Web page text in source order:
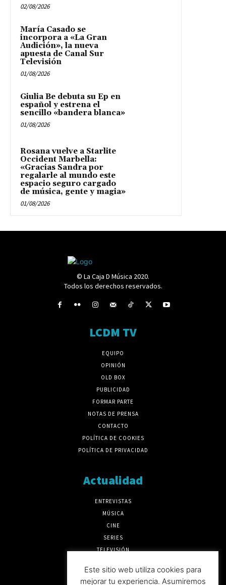
02/08/2026
María Casado se
incorpora a «La Gran
Audición», la nueva
apuesta de Canal Sur
Televisión
01/08/2026
Giulia Be debuta su Ep en
español y estrena el
sencillo «bandera blanca»
01/08/2026
Rosana vuelve a Starlite
Occident Marbella:
«Gracias Sandra por
regalarle al mundo este
espacio seguro cargado
de música, gente y magia»
01/08/2026
© La Caja D Música 2020.
Todos los derechos reservados.
LCDM TV
EQUIPO
OPINIÓN
OLD BOX
PUBLICIDAD
FORMAR PARTE
NOTAS DE PRENSA
CONTACTO
POLÍTICA DE COOKIES
POLÍTICA DE PRIVACIDAD
Actualidad
ENTREVISTAS
MÚSICA
CINE
SERIES
TELEVISIÓN
Este sitio web utiliza cookies para
mejorar tu experiencia. Asumiremos